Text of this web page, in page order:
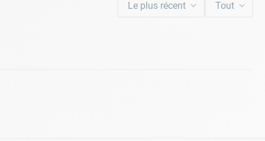
Le plus récent Tout